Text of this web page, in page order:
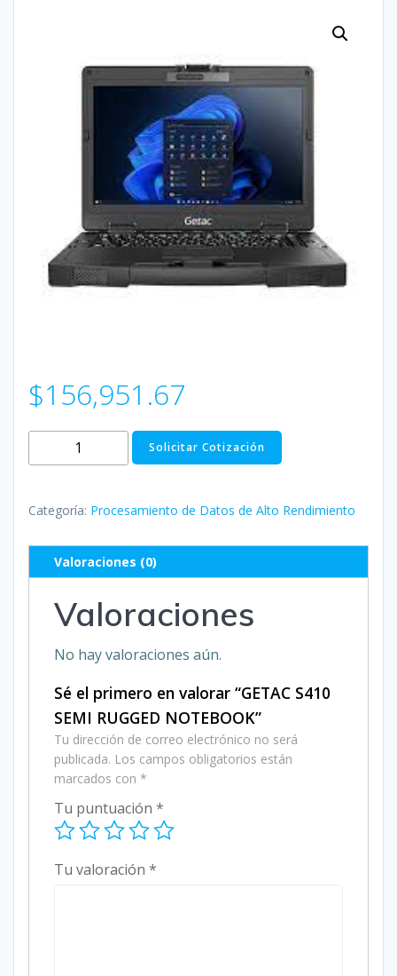
$156,951.67
S410
RUGGED
cantidad
Solicitar Cotización
Categoría: Procesamiento de Datos de Alto Rendimiento
Valoraciones (0)
Valoraciones
No hay valoraciones aún.
Sé el primero en valorar “GETAC S410
SEMI RUGGED NOTEBOOK”
Tu dirección de correo electrónico no será
publicada. Los campos obligatorios están
marcados con *
Tu puntuación *
Tu valoración *